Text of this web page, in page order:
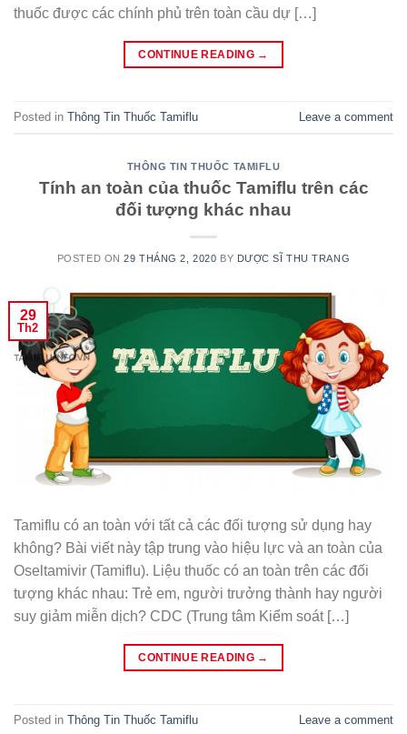
thuốc được các chính phủ trên toàn cầu dự […]
CONTINUE READING →
Posted in Thông Tin Thuốc Tamiflu Leave a comment
THÔNG TIN THUỐC TAMIFLU
Tính an toàn của thuốc Tamiflu trên các
đối tượng khác nhau
POSTED ON29 THÁNG 2, 2020 BY DƯỢC SĨ THU TRANG
29
Th2
Tamiflu có an toàn với tất cả các đối tượng sử dụng hay
không? Bài viết này tập trung vào hiệu lực và an toàn của
Oseltamivir (Tamiflu). Liệu thuốc có an toàn trên các đối
tượng khác nhau: Trẻ em, người trưởng thành hay người
suy giảm miễn dịch? CDC (Trung tâm Kiểm soát […]
CONTINUE READING →
Posted in Thông Tin Thuốc Tamiflu Leave a comment